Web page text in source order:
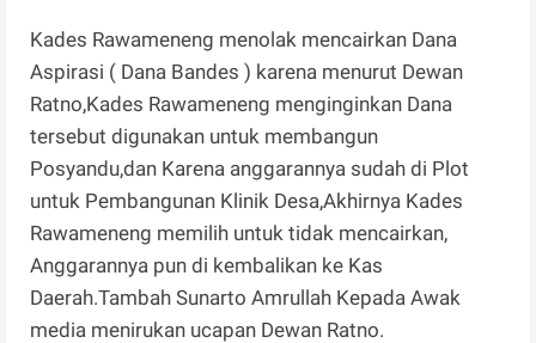
Kades Rawameneng menolak mencairkan Dana
Aspirasi ( Dana Bandes ) karena menurut Dewan
Ratno,Kades Rawameneng menginginkan Dana
tersebut digunakan untuk membangun
Posyandu,dan Karena anggarannya sudah di Plot
untuk Pembangunan Klinik Desa,Akhirnya Kades
Rawameneng memilih untuk tidak mencairkan,
Anggarannya pun di kembalikan ke Kas
Daerah.Tambah Sunarto Amrullah Kepada Awak
media menirukan ucapan Dewan Ratno.